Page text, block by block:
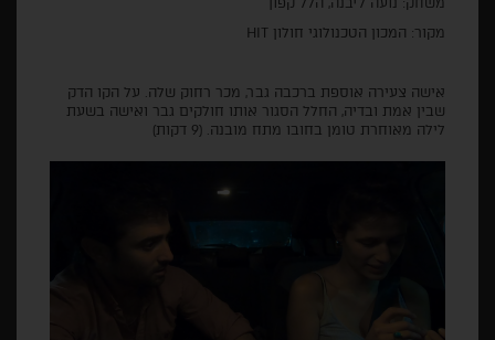
מקור: המכון הטכנולוגי חולון HIT
אישה צעירה אוספת ברכבה גבר, מכר רחוק שלה. על הקו הדק
שבין אמת ובדיה, החלל הסגור אותו חולקים גבר ואישה בשעת
לילה מאוחרת טומן בחובו מתח מובנה. (9 דקות)